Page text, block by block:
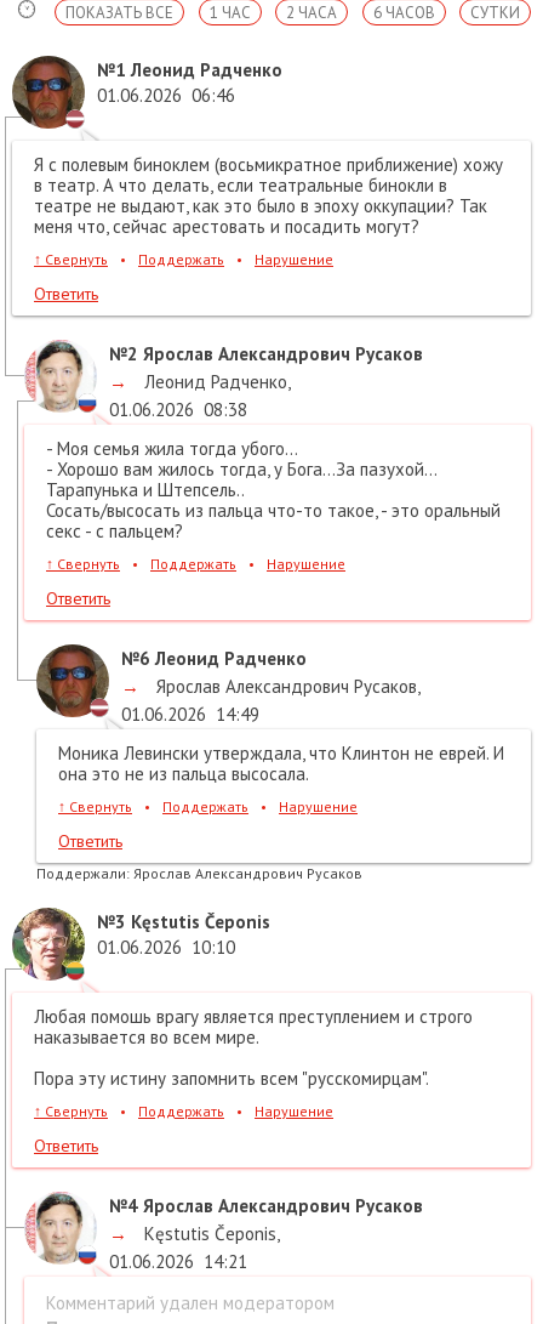
СУТКИ
6 ЧАСОВ
2 ЧАСА
1 ЧАС
ПОКАЗАТЬ ВСЕ
№1 Леонид Радченко
01.06.2026 06:46
Я с полевым биноклем (восьмикратное приближение) хожу
в театр. А что делать, если театральные бинокли в
театре не выдают, как это было в эпоху оккупации? Так
меня что, сейчас арестовать и посадить могут?
↑ Свернуть • Поддержать • Нарушение
Ответить
№2 Ярослав Александрович Русаков
→
Леонид Радченко
01.06.2026 08:38
- Моя семья жила тогда убого...
- Хорошо вам жилось тогда, у Бога...За пазухой...
Тарапунька и Штепсель..
Сосать/высосать из пальца что-то такое, - это оральный
секс - с пальцем?
↑ Свернуть • Поддержать • Нарушение
Ответить
№6 Леонид Радченко
→
Ярослав Александрович Русаков
01.06.2026 14:49
Моника Левински утверждала, что Клинтон не еврей. И
она это не из пальца высосала.
↑ Свернуть • Поддержать • Нарушение
Ответить
Поддержали: Ярослав Александрович Русаков
№3 Kęstutis Čeponis
01.06.2026 10:10
Любая помошь врагу является преступлением и строго
наказывается во всем мире.
Пора эту истину запомнить всем "русскомирцам".
↑ Свернуть • Поддержать • Нарушение
Ответить
№4 Ярослав Александрович Русаков
→
Kęstutis Čeponis
01.06.2026 14:21
Комментарий удален модератором